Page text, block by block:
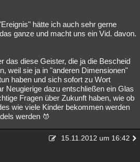
hätte ich auch sehr gerne
ganze und macht uns ein Vid. davon.
das diese Geister, die ja die Bescheid
weil sie ja in "anderen Dimensionen"
haben und sich sofort zu Wort
Neugierige dazu entschließen ein Glas
Fragen über Zukunft haben, wie ob
wie viele Kinder bekommen werden
werden
15.11.2012 um 16:42